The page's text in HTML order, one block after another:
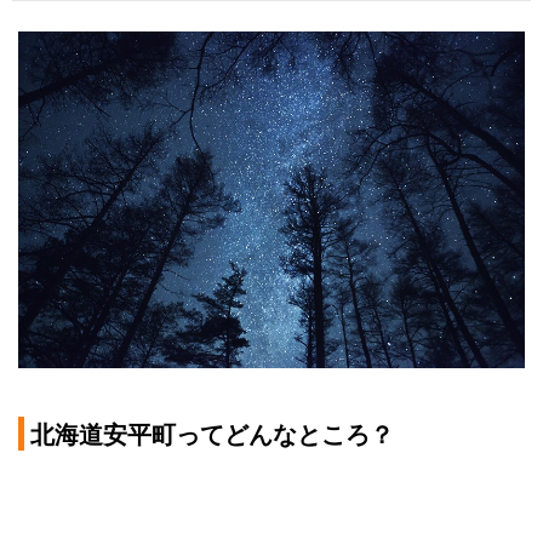
北海道安平町ってどんなところ？